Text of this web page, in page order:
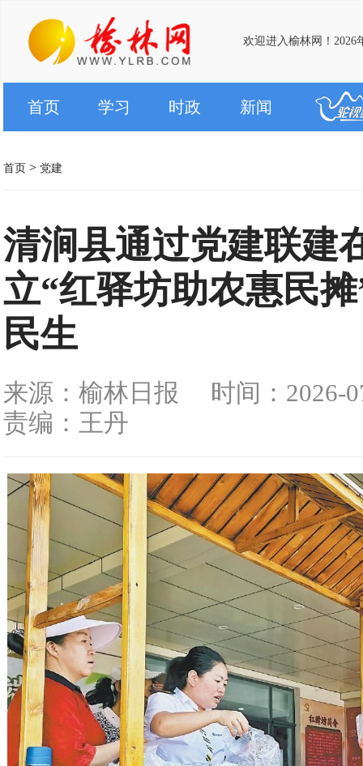
欢迎进入榆林网！2026
首页 学习 时政 新闻
首页 > 党建
清涧县通过党建联建
立“红驿坊助农惠民
民生
来源：榆林日报
时间：2026-
责编：王丹